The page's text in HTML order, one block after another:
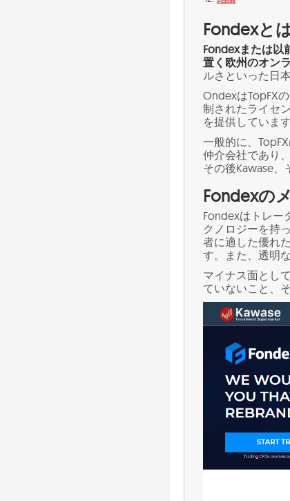
Fondexと
Fondexまたは以
置く欧州のオン
ルさといった日
OndexはTopFX
制されたライセ
を提供しています
一般的に、
仲介会社であり
その後Kawase、
Fondexの
Fondexはトレー
クノロジーを持
者に適した優れ
す。また、透明
マイナス面とし
ていないこと、